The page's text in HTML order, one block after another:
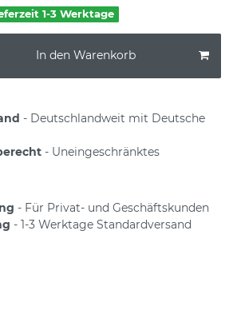
1-3 Werktage
In den Warenkorb
- Deutschlandweit mit Deutsche
- Uneingeschränktes
- Für Privat- und Geschäftskunden
- 1-3 Werktage Standardversand